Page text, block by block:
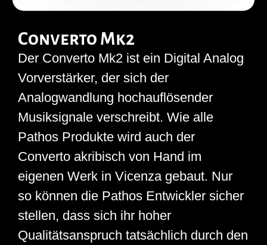
Converto Mk2
Der Converto Mk2 ist ein Digital Analog
Vorverstärker, der sich der
Analogwandlung hochauflösender
Musiksignale verschreibt. Wie alle
Pathos Produkte wird auch der
Converto akribisch von Hand im
eigenen Werk in Vicenza gebaut. Nur
so können die Pathos Entwickler sicher
stellen, dass sich ihr hoher
Qualitätsanspruch tatsächlich durch den